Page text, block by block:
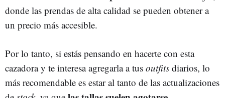
donde las prendas de alta calidad se pueden obtener a
un precio más accesible.
Por lo tanto, si estás pensando en hacerte con esta
cazadora y te interesa agregarla a tus outfits diarios, lo
más recomendable es estar al tanto de las actualizaciones